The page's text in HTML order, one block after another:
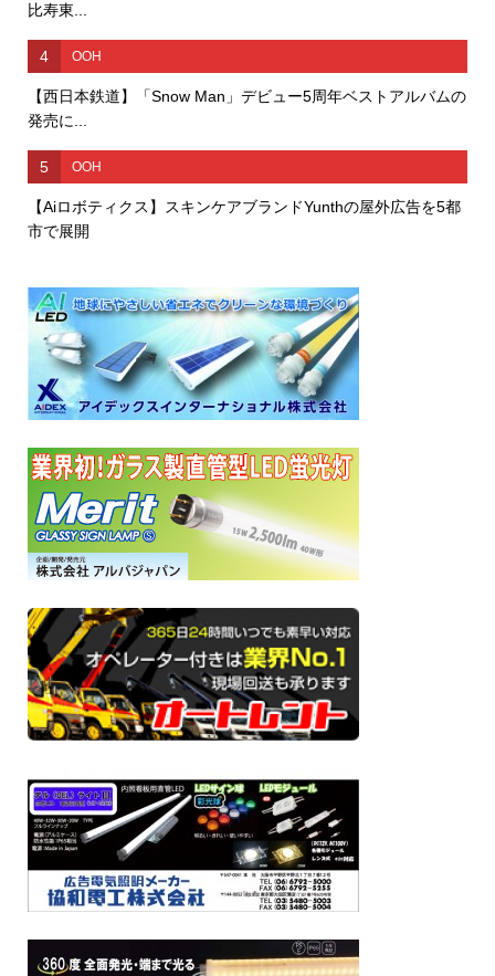
比寿東...
4 OOH
【西日本鉄道】「Snow Man」デビュー5周年ベストアルバムの
発売に...
5 OOH
【Aiロボティクス】スキンケアブランドYunthの屋外広告を5都
市で展開